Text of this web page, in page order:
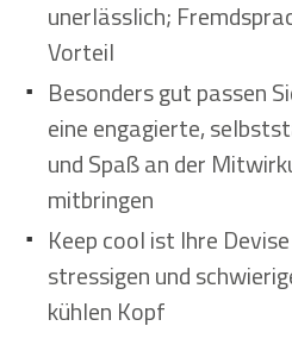
unerlässlich;
Vorteil
Besonders gut passen
eine engagierte,
und Spaß an der
mitbringen
Keep cool ist Ihre
stressigen und
kühlen Kopf